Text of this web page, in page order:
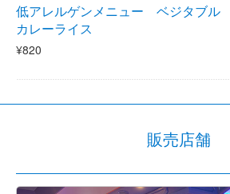
低アレルゲンメニュー ベジタブル
カレーライス
¥820
販売店舗